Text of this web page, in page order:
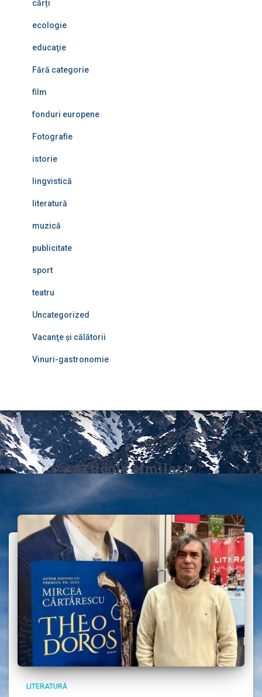
cărți
ecologie
educaţie
Fără categorie
film
fonduri europene
Fotografie
istorie
lingvistică
literatură
muzică
publicitate
sport
teatru
Uncategorized
Vacanţe şi călătorii
Vinuri-gastronomie
Articole similare
LITERATURĂ